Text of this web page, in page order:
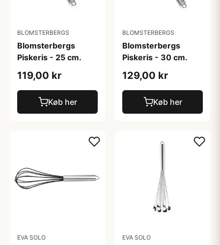
BLOMSTERBERGS
Blomsterbergs
Piskeris - 25 cm.
119,00 kr
Køb her
BLOMSTERBERGS
Blomsterbergs
Piskeris - 30 cm.
129,00 kr
Køb her
EVA SOLO EVA SOLO